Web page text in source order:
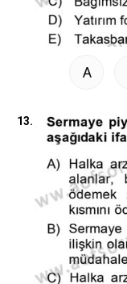
A
13.